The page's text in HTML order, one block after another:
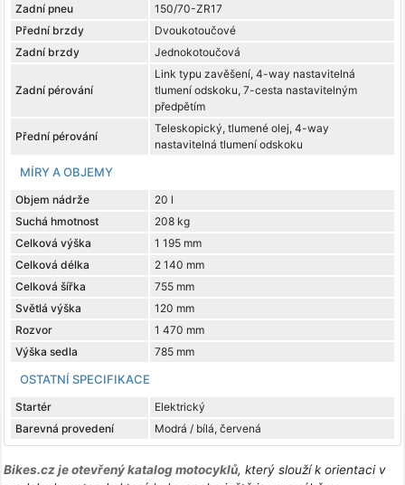
Zadní pneu
150/70-ZR17
Přední brzdy
Dvoukotoučové
Zadní brzdy
Jednokotoučová
Zadní pérování
Link typu zavěšení, 4-way nastavitelná
tlumení odskoku, 7-cesta nastavitelným
předpětím
Přední pérování
Teleskopický, tlumené olej, 4-way
nastavitelná tlumení odskoku
MÍRY A OBJEMY
Objem nádrže
20 l
Suchá hmotnost
208 kg
Celková výška
1 195 mm
Celková délka
2 140 mm
Celková šířka
755 mm
Světlá výška
120 mm
Rozvor
1 470 mm
Výška sedla
785 mm
OSTATNÍ SPECIFIKACE
Startér
Elektrický
Barevná provedení
Modrá / bílá, červená
Bikes.cz je otevřený katalog motocyklů, který slouží k orientaci v